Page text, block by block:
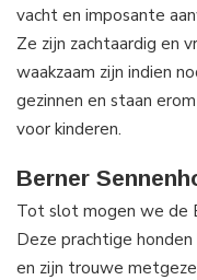
vacht en imposante
Ze zijn zachtaardig en
waakzaam zijn indien
gezinnen en staan
voor kinderen.
Berner
Tot slot mogen we de
Deze prachtige
en zijn trouwe